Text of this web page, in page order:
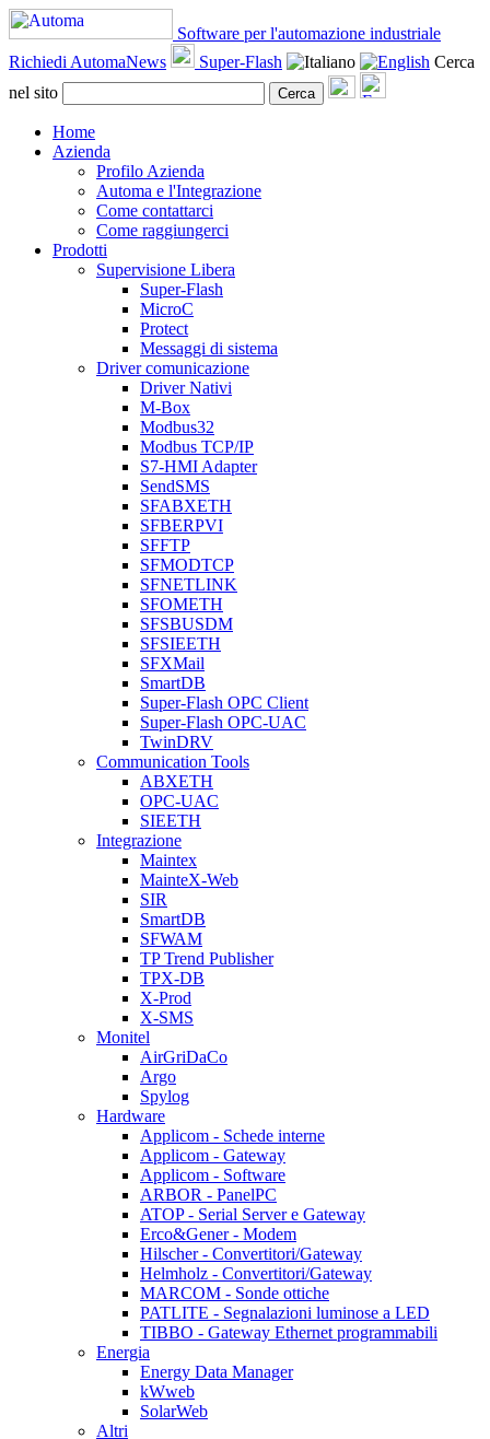
Software per l'automazione industriale
Richiedi AutomaNews
Super-Flash
Cerca
nel sito
Cerca
Home
Azienda
Profilo Azienda
Automa e l'Integrazione
Come contattarci
Come raggiungerci
Prodotti
Supervisione Libera
Super-Flash
MicroC
Protect
Messaggi di sistema
Driver comunicazione
Driver Nativi
M-Box
Modbus32
Modbus TCP/IP
S7-HMI Adapter
SendSMS
SFABXETH
SFBERPVI
SFFTP
SFMODTCP
SFNETLINK
SFOMETH
SFSBUSDM
SFSIEETH
SFXMail
SmartDB
Super-Flash OPC Client
Super-Flash OPC-UAC
TwinDRV
Communication Tools
ABXETH
OPC-UAC
SIEETH
Integrazione
Maintex
MainteX-Web
SIR
SmartDB
SFWAM
TP Trend Publisher
TPX-DB
X-Prod
X-SMS
Monitel
AirGriDaCo
Argo
Spylog
Hardware
Applicom - Schede interne
Applicom - Gateway
Applicom - Software
ARBOR - PanelPC
ATOP - Serial Server e Gateway
Erco&Gener - Modem
Hilscher - Convertitori/Gateway
Helmholz - Convertitori/Gateway
MARCOM - Sonde ottiche
PATLITE - Segnalazioni luminose a LED
TIBBO - Gateway Ethernet programmabili
Energia
Energy Data Manager
kWweb
SolarWeb
Altri